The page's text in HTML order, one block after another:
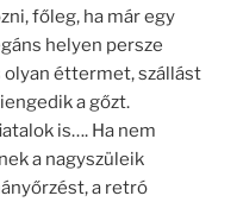
főleg, ha már egy
helyen persze
éttermet, szállást
a gőzt.
is…. Ha nem
a nagyszüleik
a retró